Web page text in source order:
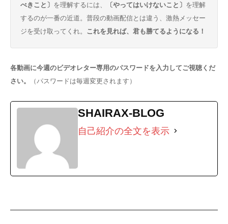
べきこと〕 を理解するには、 〔やってはいけないこと〕 を理解
するのが一番の近道。普段の動画配信とは違う、激熱メッセー
ジを受け取ってくれ。 これを見れば、君も勝てるようになる！
各動画に今週のビデオレター専用のパスワードを入力してご視聴くだ
さい。
（パスワードは毎週変更されます）
SHAIRAX-BLOG
自己紹介の全文を表示